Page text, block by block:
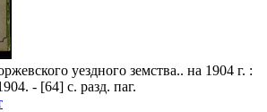
уездного земства.. на 1904 г. :
- [64] с. разд. паг.